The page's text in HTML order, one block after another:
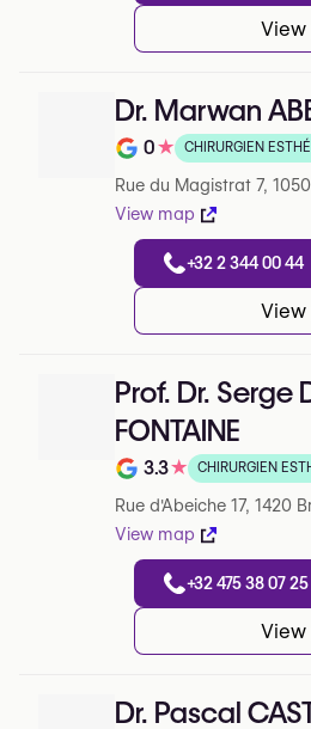
View
Dr. Marwan
Note de 0 sur 5 sur
0★ CHIRURGIEN
Rue du Magistrat 7,
View map
+32 2 344 00 44
View
Prof. Dr. Serge
FONTAINE
Note de 3.3 sur 5 sur
3.3★ CHIRURGIEN
Rue d'Abeiche 17, 1420
View map
+32 475 38 07 25
View
Dr. Pascal